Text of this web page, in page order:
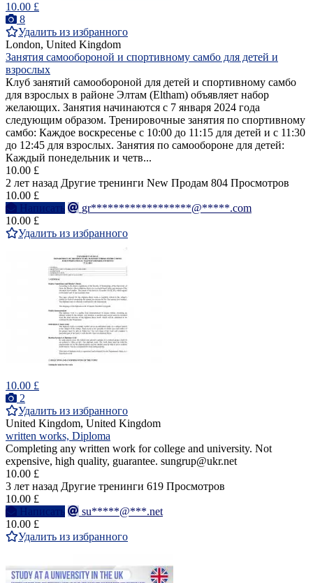
10.00 £
8
Удалить из избранного
London, United Kingdom
Занятия самообороной и спортивному самбо для детей и
взрослых
Клуб занятий самообороной для детей и спортивному самбо
для взрослых в районе Элтам (Eltham) объявляет набор
желающих. Занятия начинаются с 7 января 2024 года
следующим образом. Тренировочные занятия по спортивному
самбо: Каждое воскресенье с 10:00 до 11:15 для детей и с 11:30
до 12:45 для взрослых. Занятия по самообороне для детей:
Каждый понедельник и четв...
10.00 £
2 лет назад Другие тренинги New Продам 804 Просмотров
10.00 £
Написать
gr******************@*****.com
10.00 £
Удалить из избранного
10.00 £
2
Удалить из избранного
United Kingdom, United Kingdom
written works, Diploma
Completing any written work for college and university. Not
expensive, high quality, guarantee. sungrup@ukr.net
10.00 £
3 лет назад Другие тренинги 619 Просмотров
10.00 £
Написать
su*****@***.net
10.00 £
Удалить из избранного